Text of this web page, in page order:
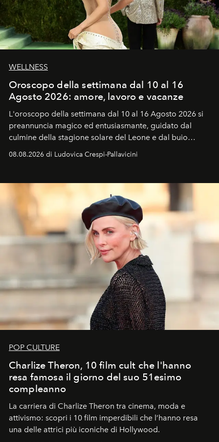
WELLNESS
Oroscopo della settimana dal 10 al 16
Agosto 2026: amore, lavoro e vacanze
L'oroscopo della settimana dal 10 al 16 Agosto 2026 si
preannuncia magico ed entusiasmante, guidato dal
culmine della stagione solare del Leone e dal buio
favorevole della Luna nuova in Leone del 12 agosto,
ideale per la notte delle Perseidi.
08.08.2026 di Ludovica Crespi-Pallavicini
POP CULTURE
Charlize Theron, 10 film cult che l'hanno
resa famosa il giorno del suo 51esimo
compleanno
La carriera di Charlize Theron tra cinema, moda e
attivismo: scopri i 10 film imperdibili che l’hanno resa
una delle attrici più iconiche di Hollywood.